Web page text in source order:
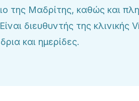
της Μαδρίτης, καθώς και
διευθυντής της κλινικής
και ημερίδες.